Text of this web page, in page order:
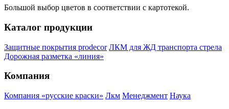
Большой выбор цветов в соответствии с картотекой.
Каталог продукции
Защитные покрытия prodecor ЛКМ для ЖД транспорта стрела
Дорожная разметка «линия»
Компания
Компания «русские краски» Лкм Менеджмент Наука